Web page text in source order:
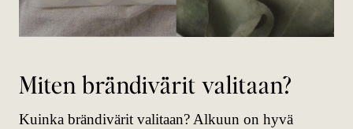
Miten brändivärit valitaan?
Kuinka brändivärit valitaan? Alkuun on hyvä